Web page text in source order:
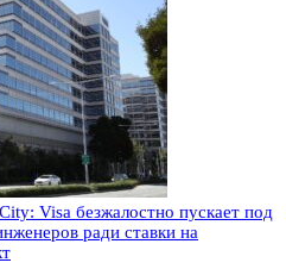
Visa безжалостно пускает под
ради ставки на